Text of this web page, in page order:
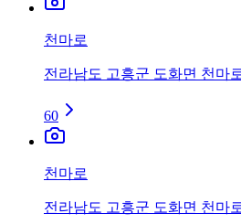
천마로
전라남도 고흥군 도화면 천마
60
천마로
전라남도 고흥군 도화면 천마